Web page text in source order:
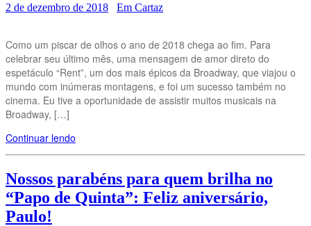
2 de dezembro de 2018 Em Cartaz
Como um piscar de olhos o ano de 2018 chega ao fim. Para
celebrar seu último mês, uma mensagem de amor direto do
espetáculo “Rent”, um dos mais épicos da Broadway, que viajou o
mundo com inúmeras montagens, e foi um sucesso também no
cinema. Eu tive a oportunidade de assistir muitos musicais na
Broadway, […]
Continuar lendo
Nossos parabéns para quem brilha no
“Papo de Quinta”: Feliz aniversário,
Paulo!